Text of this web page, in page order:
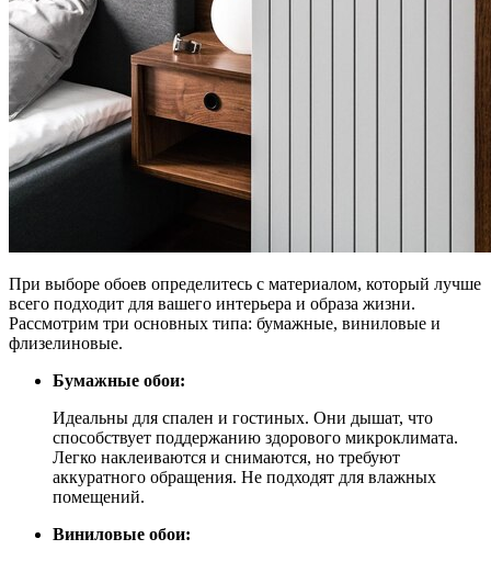
При выборе обоев определитесь с материалом, который лучше
всего подходит для вашего интерьера и образа жизни.
Рассмотрим три основных типа: бумажные, виниловые и
флизелиновые.
Бумажные обои:
Идеальны для спален и гостиных. Они дышат, что
способствует поддержанию здорового микроклимата.
Легко наклеиваются и снимаются, но требуют
аккуратного обращения. Не подходят для влажных
помещений.
Виниловые обои: